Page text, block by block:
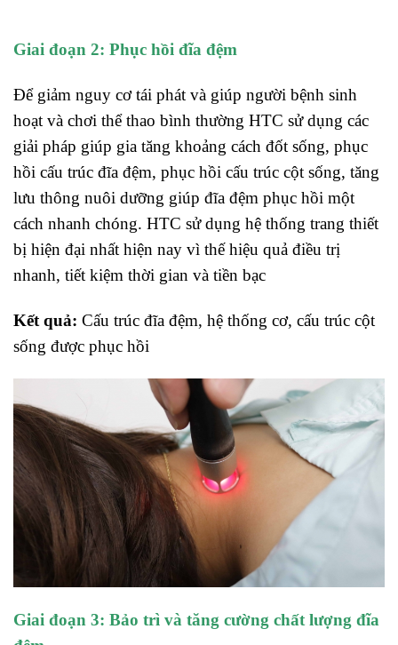
Giai đoạn 2: Phục hồi đĩa đệm
Để giảm nguy cơ tái phát và giúp người bệnh sinh
hoạt và chơi thể thao bình thường HTC sử dụng các
giải pháp giúp gia tăng khoảng cách đốt sống, phục
hồi cấu trúc đĩa đệm, phục hồi cấu trúc cột sống, tăng
lưu thông nuôi dưỡng giúp đĩa đệm phục hồi một
cách nhanh chóng. HTC sử dụng hệ thống trang thiết
bị hiện đại nhất hiện nay vì thế hiệu quả điều trị
nhanh, tiết kiệm thời gian và tiền bạc
Kết quả: Cấu trúc đĩa đệm, hệ thống cơ, cấu trúc cột
sống được phục hồi
Giai đoạn 3: Bảo trì và tăng cường chất lượng đĩa